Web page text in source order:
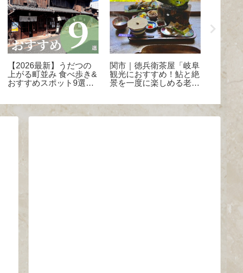
【2026最新】うだつの
上がる町並み 食べ歩き&
おすすめスポット9選！-
関市｜徳兵衛茶屋「岐阜
観光におすすめ！鮎と絶
景を一度に楽しめる老
人ぞ知
涼スポ